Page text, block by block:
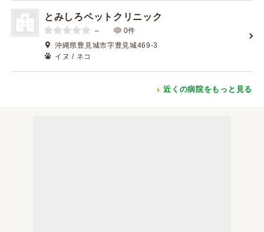
とみしろペットクリニック
－
0件
沖縄県豊見城市字豊見城469-3
イヌ / ネコ
近くの病院をもっと見る